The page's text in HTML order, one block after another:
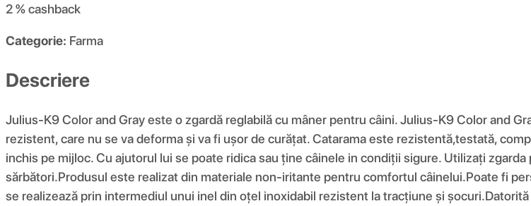
2 %cashback
Categorie: Farma
Descriere
Julius-K9 Color and Gray este o zgardă reglabilă cu mâner pentru câini. Julius-K9 Color and
rezistent, care nu se va deforma și va fi ușor de curățat. Catarama este rezistentă,testată,
inchis pe mijloc. Cu ajutorul lui se poate ridica sau ține câinele in condiții sigure. Utilizați
sărbători.Produsul este realizat din materiale non-iritante pentru comfortul câinelui.Poate fi
se realizează prin intermediul unui inel din oțel inoxidabil rezistent la tracțiune și